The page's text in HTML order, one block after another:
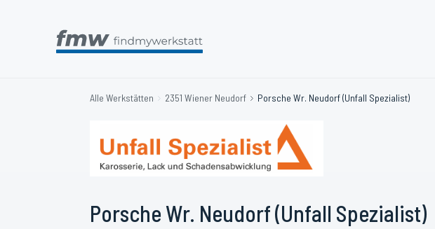
Alle Werkstätten 2351 Wiener Neudorf Porsche Wr. Neudorf (Unfall Spezialist)
Porsche Wr. Neudorf (Unfall Spezialist)